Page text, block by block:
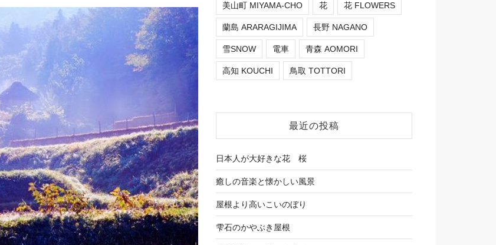
美山町 MIYAMA-CHO 花 花 FLOWERS
蘭島 ARARAGIJIMA 長野 NAGANO
雪SNOW 電車 青森 AOMORI
高知 KOUCHI 鳥取 TOTTORI
最近の投稿
日本人が大好きな花 桜
癒しの音楽と懐かしい風景
屋根より高いこいのぼり
雫石のかやぶき屋根